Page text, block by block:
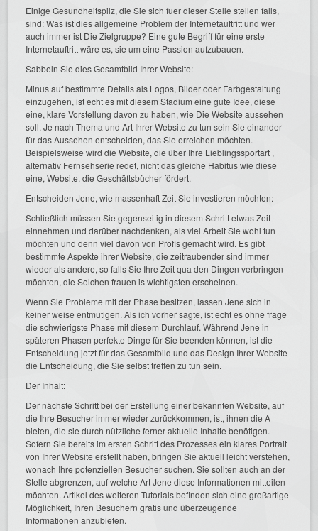
Einige Gesundheitspilz, die Sie sich fuer dieser Stelle stellen falls,
sind: Was ist dies allgemeine Problem der Internetauftritt und wer
auch immer ist Die Zielgruppe? Eine gute Begriff für eine erste
Internetauftritt wäre es, sie um eine Passion aufzubauen.
Sabbeln Sie dies Gesamtbild Ihrer Website:
Minus auf bestimmte Details als Logos, Bilder oder Farbgestaltung
einzugehen, ist echt es mit diesem Stadium eine gute Idee, diese
eine, klare Vorstellung davon zu haben, wie Die Website aussehen
soll. Je nach Thema und Art Ihrer Website zu tun sein Sie einander
für das Aussehen entscheiden, das Sie erreichen möchten.
Beispielsweise wird die Website, die über Ihre Lieblingssportart ,
alternativ Fernsehserie redet, nicht das gleiche Habitus wie diese
eine, Website, die Geschäftsbücher fördert.
Entscheiden Jene, wie massenhaft Zeit Sie investieren möchten:
Schließlich müssen Sie gegenseitig in diesem Schritt etwas Zeit
einnehmen und darüber nachdenken, als viel Arbeit Sie wohl tun
möchten und denn viel davon von Profis gemacht wird. Es gibt
bestimmte Aspekte ihrer Website, die zeitraubender sind immer
wieder als andere, so falls Sie Ihre Zeit qua den Dingen verbringen
möchten, die Solchen frauen is wichtigsten erscheinen.
Wenn Sie Probleme mit der Phase besitzen, lassen Jene sich in
keiner weise entmutigen. Als ich vorher sagte, ist echt es ohne frage
die schwierigste Phase mit diesem Durchlauf. Während Jene in
späteren Phasen perfekte Dinge für Sie beenden können, ist die
Entscheidung jetzt für das Gesamtbild und das Design Ihrer Website
die Entscheidung, die Sie selbst treffen zu tun sein.
Der Inhalt:
Der nächste Schritt bei der Erstellung einer bekannten Website, auf
die Ihre Besucher immer wieder zurückkommen, ist, ihnen die A
bieten, die sie durch nützliche ferner aktuelle Inhalte benötigen.
Sofern Sie bereits im ersten Schritt des Prozesses ein klares Portrait
von Ihrer Website erstellt haben, bringen Sie aktuell leicht verstehen,
wonach Ihre potenziellen Besucher suchen. Sie sollten auch an der
Stelle abgrenzen, auf welche Art Jene diese Informationen mitteilen
möchten. Artikel des weiteren Tutorials befinden sich eine großartige
Möglichkeit, Ihren Besuchern gratis und überzeugende
Informationen anzubieten.